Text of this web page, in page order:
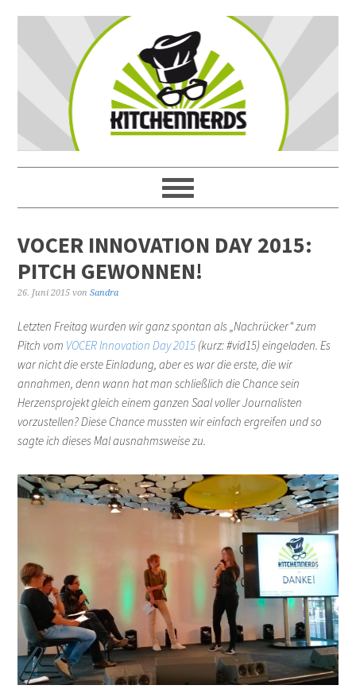
VOCER INNOVATION DAY 2015:
PITCH GEWONNEN!
26. Juni 2015 vonSandra
Letzten Freitag wurden wir ganz spontan als „Nachrücker“ zum
Pitch vom VOCER Innovation Day 2015 (kurz: #vid15) eingeladen. Es
war nicht die erste Einladung, aber es war die erste, die wir
annahmen, denn wann hat man schließlich die Chance sein
Herzensprojekt gleich einem ganzen Saal voller Journalisten
vorzustellen? Diese Chance mussten wir einfach ergreifen und so
sagte ich dieses Mal ausnahmsweise zu.